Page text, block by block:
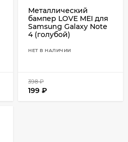
Металлический
бампер LOVE MEI для
Samsung Galaxy Note
4 (голубой)
НЕТ В НАЛИЧИИ
398₽
199 ₽